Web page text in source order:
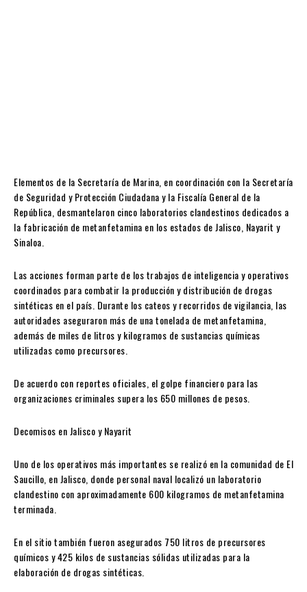
Elementos de la Secretaría de Marina , en coordinación con la Secretaría
de Seguridad y Protección Ciudadanay la Fiscalía General de la
República , desmantelaron cinco laboratorios clandestinos dedicados a
la fabricación de metanfetamina en los estados de Jalisco Nayarit y
Sinaloa
Las acciones forman parte de los trabajos de inteligencia y operativos
coordinados para combatir la producción y distribución de drogas
sintéticas en el país. Durante los cateos y recorridos de vigilancia, las
autoridades aseguraron más de una tonelada de metanfetamina,
además de miles de litros y kilogramos de sustancias químicas
utilizadas como precursores.
De acuerdo con reportes oficiales, el golpe financiero para las
organizaciones criminales supera los 650 millones de pesos.
Decomisos en Jalisco y Nayarit
Uno de los operativos más importantes se realizó en la comunidad de El
Saucillo, en Jalisco , donde personal naval localizó un laboratorio
clandestino con aproximadamente 600 kilogramos de metanfetamina
terminada.
En el sitio también fueron asegurados 750 litros de precursores
químicos y 425 kilos de sustancias sólidas utilizadas para la
elaboración de drogas sintéticas.